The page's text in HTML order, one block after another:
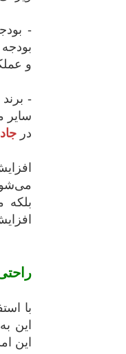
-
و
-
سایر
در
بلکه
با
این
این